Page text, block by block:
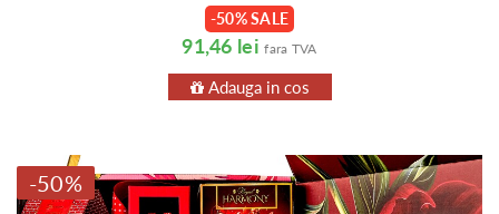
-50% SALE
91,46 lei fara TVA
Adauga in cos
-50%